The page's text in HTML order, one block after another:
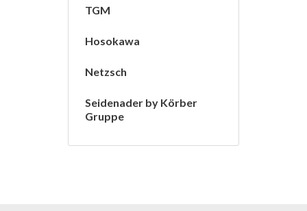
TGM
Hosokawa
Netzsch
Seidenader by Körber
Gruppe